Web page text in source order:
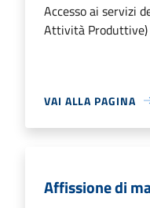
Accesso ai servizi
Attività Produttive)
VAI ALLA PAGINA
Affissione di